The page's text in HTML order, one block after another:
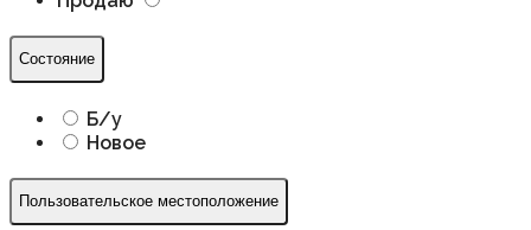
Состояние
Б/у
Новое
Пользовательское местоположение